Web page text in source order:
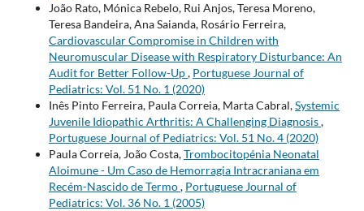
João Rato, Mónica Rebelo, Rui Anjos, Teresa Moreno,
Teresa Bandeira, Ana Saianda, Rosário Ferreira,
Cardiovascular Compromise in Children with
Neuromuscular Disease with Respiratory Disturbance: An
Audit for Better Follow-Up, Portuguese Journal of
Pediatrics: Vol. 51 No. 1 (2020)
Inês Pinto Ferreira, Paula Correia, Marta Cabral,Systemic
Juvenile Idiopathic Arthritis: A Challenging Diagnosis,
Portuguese Journal of Pediatrics: Vol. 51 No. 4 (2020)
Paula Correia, João Costa,Trombocitopénia Neonatal
Aloimune - Um Caso de Hemorragia Intracraniana em
Recém-Nascido de Termo, Portuguese Journal of
Pediatrics: Vol. 36 No. 1 (2005)